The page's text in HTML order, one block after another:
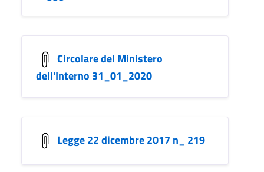
Circolare del Ministero
dell'Interno 31_01_2020
Legge 22 dicembre 2017 n_ 219